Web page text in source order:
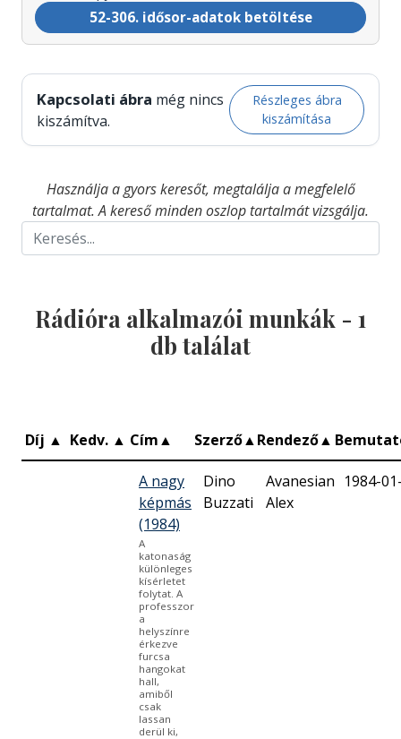
52-306. idősor-adatok betöltése
Kapcsolati ábra még nincs
kiszámítva.
Részleges ábra
kiszámítása
Használja a gyors keresőt, megtalálja a megfelelő
tartalmat. A kereső minden oszlop tartalmát vizsgálja.
Rádióra alkalmazói munkák - 1
db találat
Díj ▲ Kedv. ▲ Cím▲ Szerző▲Rendező▲
A nagy
képmás
(1984)
A
katonaság
különleges
kísérletet
folytat. A
professzor
a
helyszínre
érkezve
furcsa
hangokat
hall,
amiből
csak
lassan
derül ki,
Dino
Buzzati
Avanesian
Alex
1984-